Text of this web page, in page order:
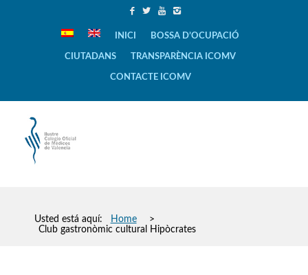
INICI BOSSA D’OCUPACIÓ
CIUTADANS TRANSPARÈNCIA ICOMV
CONTACTE ICOMV
Usted está aquí: Home
>
Club gastronòmic cultural Hipòcrates